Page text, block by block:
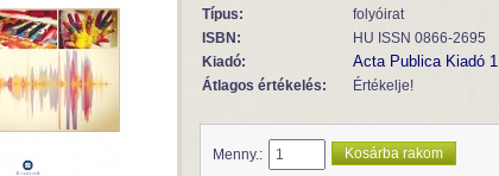
Típus:
folyóirat
ISBN:
HU ISSN 0866-2695
Kiadó:
Acta Publica Kiadó 1
Átlagos értékelés: Értékelje!
Menny.: Kosárba rakom